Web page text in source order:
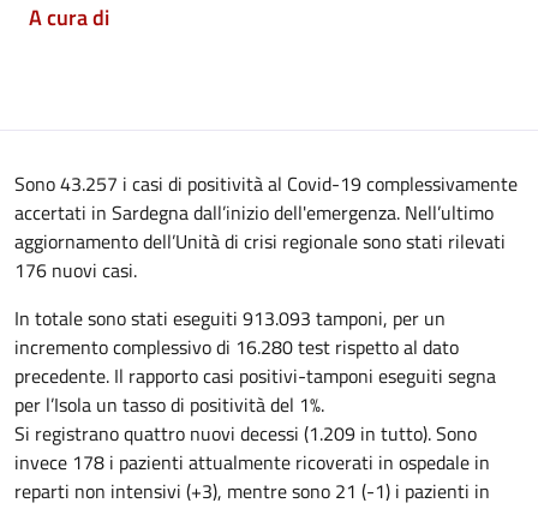
A cura di
Sono 43.257 i casi di positività al Covid-19 complessivamente
accertati in Sardegna dall’inizio dell'emergenza. Nell’ultimo
aggiornamento dell’Unità di crisi regionale sono stati rilevati
176 nuovi casi.
In totale sono stati eseguiti 913.093 tamponi, per un
incremento complessivo di 16.280 test rispetto al dato
precedente. Il rapporto casi positivi-tamponi eseguiti segna
per l’Isola un tasso di positività del 1%.
Si registrano quattro nuovi decessi (1.209 in tutto). Sono
invece 178 i pazienti attualmente ricoverati in ospedale in
reparti non intensivi (+3), mentre sono 21 (-1) i pazienti in